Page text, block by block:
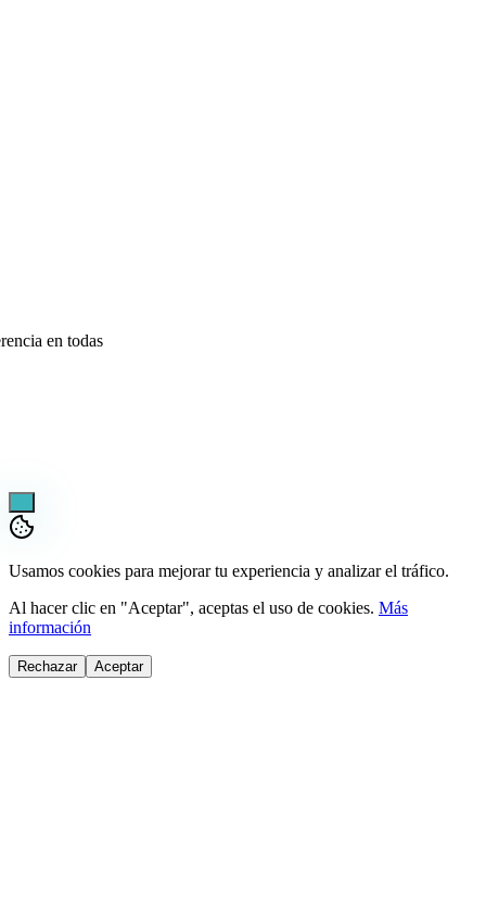
en todas
¡Pregúntame lo que sea!
Usamos cookies para mejorar tu experiencia y analizar el tráfico.
Al hacer clic en "Aceptar", aceptas el uso de cookies.
información